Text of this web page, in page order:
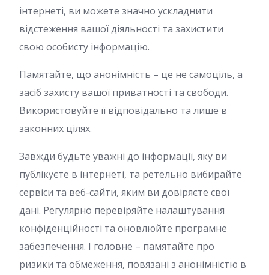
інтернеті, ви можете значно ускладнити
відстеження вашої діяльності та захистити
свою особисту інформацію.
Памятайте, що анонімність – це не самоціль, а
засіб захисту вашої приватності та свободи.
Використовуйте її відповідально та лише в
законних цілях.
Завжди будьте уважні до інформації, яку ви
публікуєте в інтернеті, та ретельно вибирайте
сервіси та веб-сайти, яким ви довіряєте свої
дані. Регулярно перевіряйте налаштування
конфіденційності та оновлюйте програмне
забезпечення. І головне – памятайте про
ризики та обмеження, повязані з анонімністю в